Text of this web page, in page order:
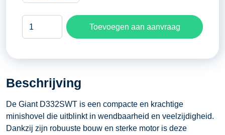
meter
Toevoegen aan aanvraag
Beschrijving
De Giant D332SWT is een compacte en krachtige
minishovel die uitblinkt in wendbaarheid en veelzijdigheid.
Dankzij zijn robuuste bouw en sterke motor is deze